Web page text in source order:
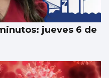
jueves 6 de